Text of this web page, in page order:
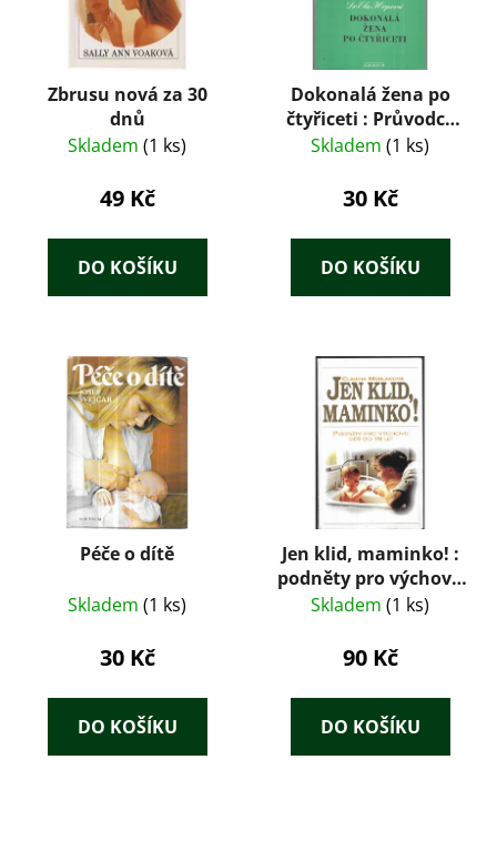
Zbrusu nová za 30
dnů
Skladem (1 ks)
49 Kč
DO KOŠÍKU
Dokonalá žena po
čtyřiceti : Průvodce
radostmi a strastmi
Skladem (1 ks)
30 Kč
DO KOŠÍKU
Péče o dítě
Skladem (1 ks)
30 Kč
DO KOŠÍKU
Jen klid, maminko! :
podněty pro výchovu
dětí do tří let
Skladem (1 ks)
90 Kč
DO KOŠÍKU